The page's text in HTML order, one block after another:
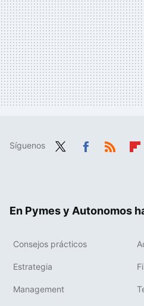
Síguenos
En Pymes y Autonomos
Consejos prácticos
Estrategia
Management